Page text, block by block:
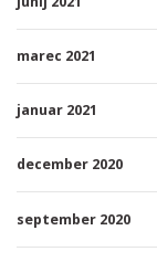
marec 2021
januar 2021
december 2020
september 2020